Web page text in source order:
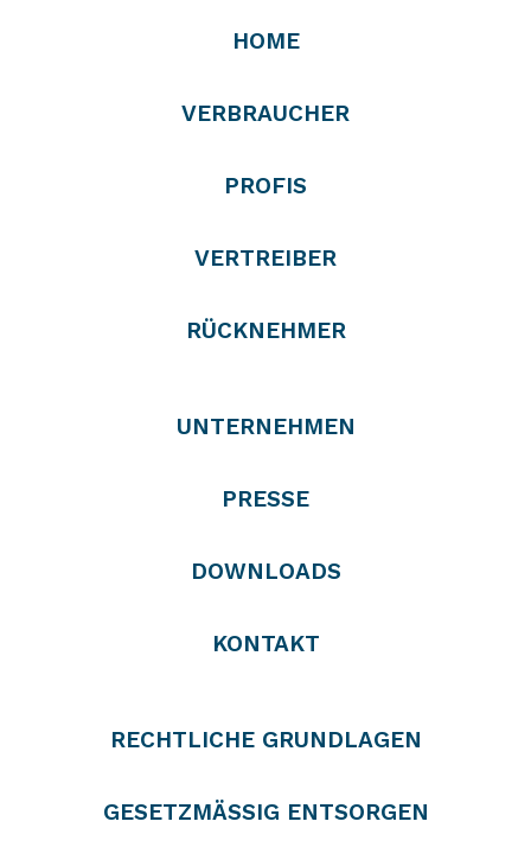
HOME
VERBRAUCHER
PROFIS
VERTREIBER
RÜCKNEHMER
UNTERNEHMEN
PRESSE
DOWNLOADS
KONTAKT
RECHTLICHE GRUNDLAGEN
GESETZMÄSSIG ENTSORGEN